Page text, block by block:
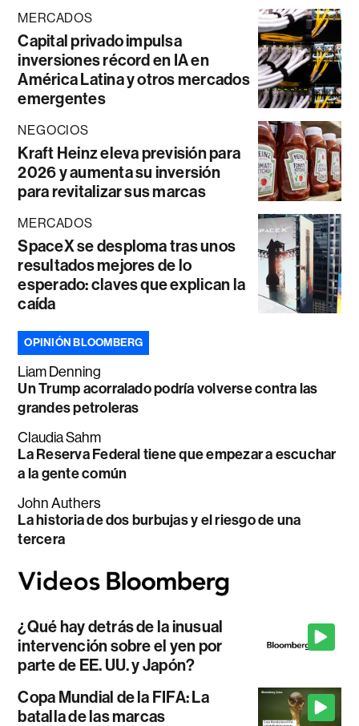
MERCADOS
Capital privado impulsa
inversiones récord en IA en
América Latina y otros mercados
emergentes
NEGOCIOS
Kraft Heinz eleva previsión para
2026 y aumenta su inversión
para revitalizar sus marcas
MERCADOS
SpaceX se desploma tras unos
resultados mejores de lo
esperado: claves que explican la
caída
OPINIÓN BLOOMBERG
Liam Denning
Un Trump acorralado podría volverse contra las
grandes petroleras
Claudia Sahm
La Reserva Federal tiene que empezar a escuchar
a la gente común
John Authers
La historia de dos burbujas y el riesgo de una
tercera
¿Qué hay detrás de la inusual
intervención sobre el yen por
parte de EE. UU. y Japón?
Copa Mundial de la FIFA: La
batalla de las marcas